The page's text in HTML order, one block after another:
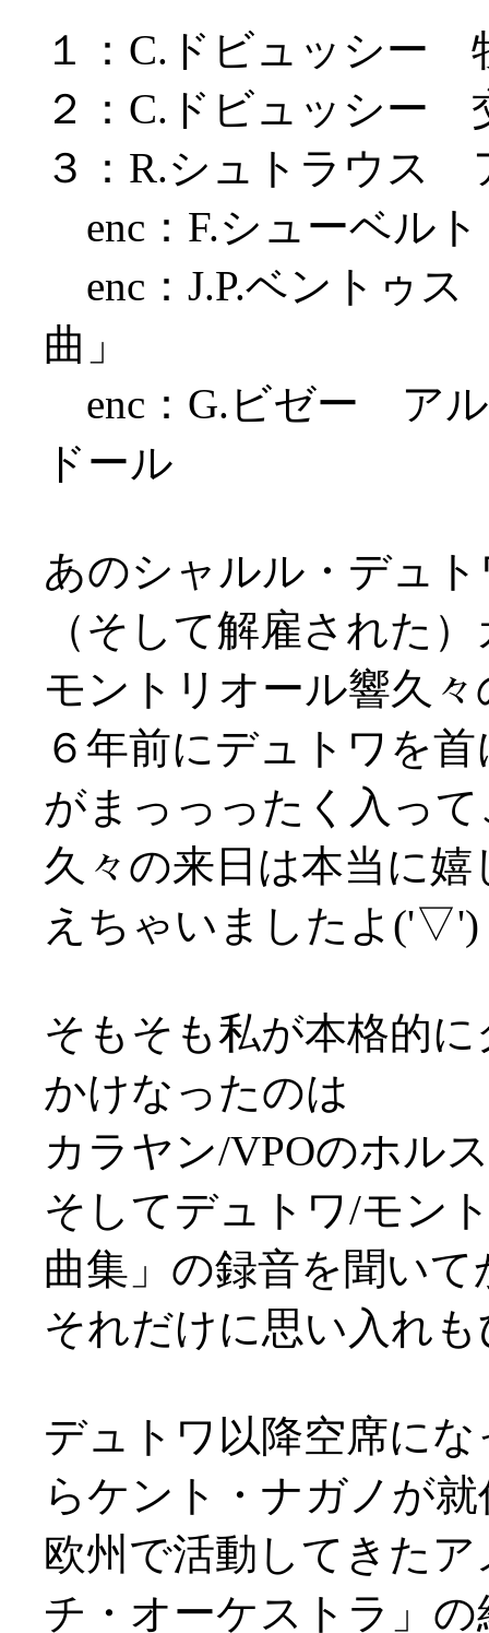
１：C.ドビュッシー
２：C.ドビュッシー
３：R.シュトラウス
enc：F.シューベル
enc：J.P.ベントゥス
曲」
enc：G.ビゼー アル
ドール
あのシャルル・デュ
（そして解雇された
モントリオール響久
６年前にデュトワを
がまっっったく入っ
久々の来日は本当に
えちゃいましたよ('▽')
そもそも私が本格的
かけなったのは
カラヤン/VPOのホル
そしてデュトワ/モン
曲集」の録音を聞いて
それだけに思い入れ
デュトワ以降空席に
らケント・ナガノが就
欧州で活動してきた
チ・オーケストラ」